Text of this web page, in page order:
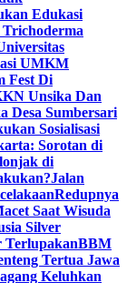
Edukasi
UMKM
Fest Di
Unsika Dan
Desa Sumbersari
Sosialisasi
Sorotan di
di
Jalan
Redupnya
Saat Wisuda
Silver
TerlupakanBBM
Tertua Jawa
Keluhkan